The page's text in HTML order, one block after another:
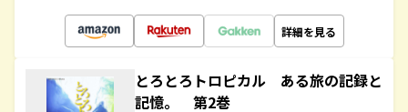
詳細を見る
とろとろトロピカル ある旅の記録と
記憶。 第2巻